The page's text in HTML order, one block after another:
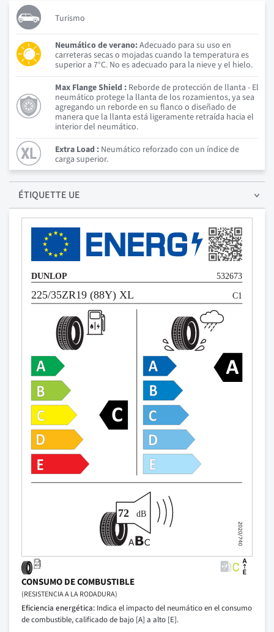
Turismo
Neumático de verano:Adecuado para su uso en
carreteras secas o mojadas cuando la temperatura es
superior a 7°C. No es adecuado para la nieve y el hielo.
Max Flange Shield : Reborde de protección de llanta - El
neumático protege la llanta de los rozamientos, ya sea
agregando un reborde en su flanco o diseñado de
manera que la llanta está ligeramente retraída hacia el
interior del neumático.
Extra Load : Neumático reforzado con un índice de
carga superior.
ÉTIQUETTE UE
CONSUMO DE COMBUSTIBLE
(RESISTENCIA A LA RODADURA)
Eficiencia energética: Indica el impacto del neumático en el consumo
de combustible, calificado de bajo [A] a alto [E].